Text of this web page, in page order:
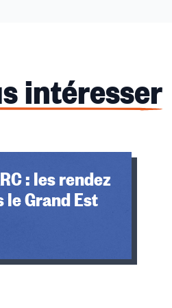
intéresser
: les rendez
le Grand Est